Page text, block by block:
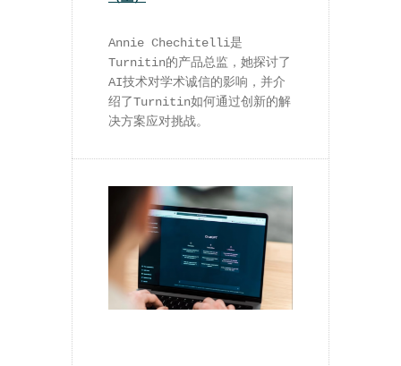
Annie Chechitelli是
Turnitin的产品总监，她探讨了
AI技术对学术诚信的影响，并介
绍了Turnitin如何通过创新的解
决方案应对挑战。